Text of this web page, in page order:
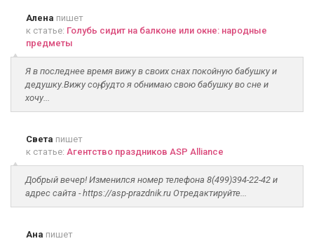
Алена пишет
к статье: Голубь сидит на балконе или окне: народные
предметы
Я в последнее время вижу в своих снах покойную бабушку и
дедушку.Вижу соң, будто я обнимаю свою бабушку во сне и
хочу...
Света пишет
к статье: Агентство праздников ASP Alliance
Добрый вечер! Изменился номер телефона 8(499)394-22-42 и
адрес сайта - https://asp-prazdnik.ru Отредактируйте...
Ана пишет